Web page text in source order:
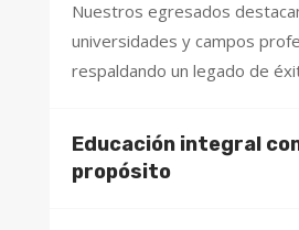
Nuestros egresados
universidades y campos
respaldando un legado de
Educación integral
propósito